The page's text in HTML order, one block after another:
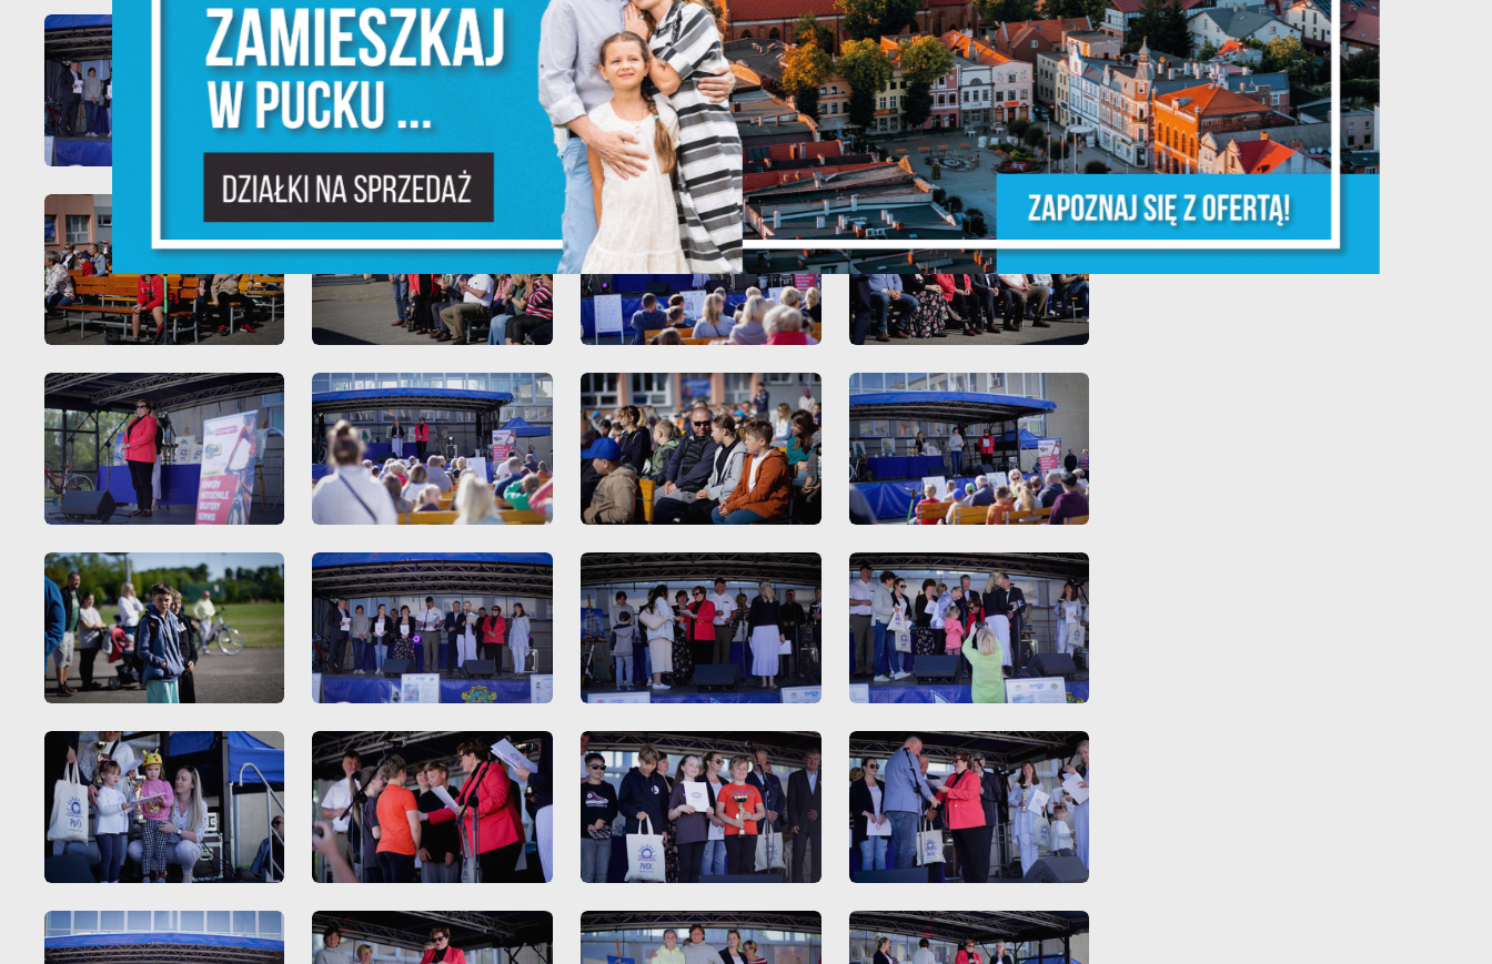
Niezbędne
Niezbędne pliki cookies służą do prawidłowego funkcjonowania strony internetowej i
umożliwiają Ci komfortowe korzystanie z oferowanych przez nas usług.
Pliki cookies odpowiadają na podejmowane przez Ciebie działania w celu m.in.
dostosowania Twoich ustawień preferencji prywatności, logowania czy wypełniania
formularzy. Dzięki plikom cookies strona, z której korzystasz, może działać bez zakłóceń.
Funkcjonalne i personalizacyjne
Tego typu pliki cookies umożliwiają stronie internetowej zapamiętanie wprowadzonych
przez Ciebie ustawień oraz personalizację określonych funkcjonalności czy
prezentowanych treści.
Dzięki tym plikom cookies możemy zapewnić Ci większy komfort korzystania z
funkcjonalności naszej strony poprzez dopasowanie jej do Twoich indywidualnych
preferencji. Wyrażenie zgody na funkcjonalne i personalizacyjne pliki cookies
gwarantuje dostępność większej ilości funkcji na stronie.
Analityczne
Analityczne pliki cookies pomagają nam rozwijać się i dostosowywać do Twoich
potrzeb.
witryny internetowej, miejsca oraz częstotliwości, z jaką odwiedzane są nasze serwisy
www. Dane pozwalają nam na ocenę naszych serwisów internetowych pod względem
ich popularności wśród użytkowników. Zgromadzone informacje są przetwarzane w
formie zanonimizowanej. Wyrażenie zgody na analityczne pliki cookies gwarantuje
dostępność wszystkich funkcjonalności.
Więcej
Reklamowe
Dzięki reklamowym plikom cookies prezentujemy Ci najciekawsze informacje i
aktualności na stronach naszych partnerów.
Promocyjne pliki cookies służą do prezentowania Ci naszych komunikatów na
podstawie analizy Twoich upodobań oraz Twoich zwyczajów dotyczących przeglądanej
witryny internetowej. Treści promocyjne mogą pojawić się na stronach podmiotów
trzecich lub firm będących naszymi partnerami oraz innych dostawców usług. Firmy te
działają w charakterze pośredników prezentujących nasze treści w postaci wiadomości,
ofert, komunikatów mediów społecznościowych.
Więcej
ZAPISZ WYBRANE
ZEZWÓL NA WSZYSTKIE